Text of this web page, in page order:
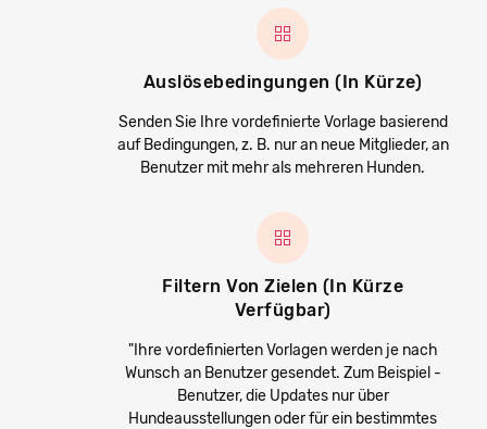
Auslösebedingungen (in Kürze)
Senden Sie Ihre vordefinierte Vorlage basierend
auf Bedingungen, z. B. nur an neue Mitglieder, an
Benutzer mit mehr als mehreren Hunden.
Filtern Von Zielen (in Kürze
Verfügbar)
"Ihre vordefinierten Vorlagen werden je nach
Wunsch an Benutzer gesendet. Zum Beispiel -
Benutzer, die Updates nur über
Hundeausstellungen oder für ein bestimmtes